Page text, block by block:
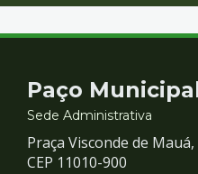
Contato
e
Paço
Sede Administrativa
Praça Visconde de
CEP 11010-900